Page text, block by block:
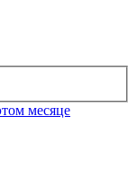
месяце